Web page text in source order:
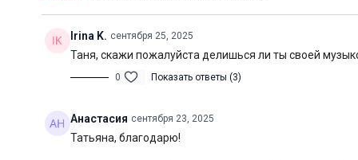
Irina K. сентября 25, 2025
Таня, скажи пожалуйста делишься ли ты своей
0 Показать ответы (3)
Анастасия сентября 23, 2025
Татьяна, благодарю!